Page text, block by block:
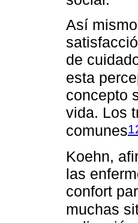
Así
de
esta
concepto
vida. Los
comunes
Koehn,
las
confort
muchas